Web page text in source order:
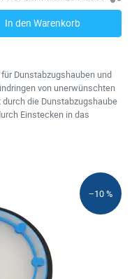
In den Warenkorb
Dunstabzugshauben und
von unerwünschten
die Dunstabzugshaube
Einstecken in das
−10 %